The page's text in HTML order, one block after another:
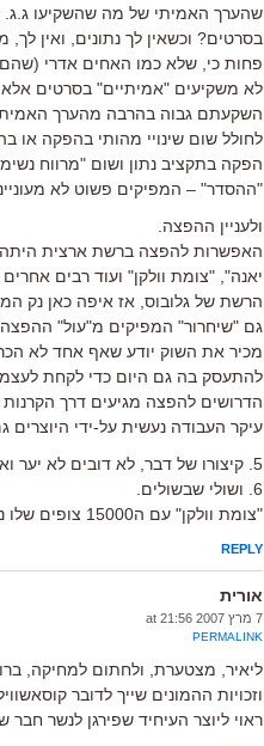
שהערך האמיתי של מה שהשקיעו
בסרטים? וכשאין לך נתונים, ואין
פחות כי, שלא כמו האחים אדרי (שהם
לא משקיעים "אמיתיים" בסרטים
השקעתם גבוה בהרבה מהערך האמיתי
לחולל שום שינויי מהותי בהפקה או
הפקה בתקציב נתון ושום "מרווח
"ההסדר" – המפיקים פשוט לא
ולעניין ההפצה.
האפשרות להפצה ברשת ארצית היתה
יאנה", "צומת וולקן" ועוד רבים
הרשת של גלובוס, אז איפה כאן נק
גם "שיחרור" המפיקים מ"עול"
מכיר את השוק יודע שאף אחד לא
להתעסק בה גם היום כדי לקחת
הדרושים להפצה מגיעים דרך
עיקר העבודה נעשית על-ידי
5. קיצורו של דבר, לא דובים לא יער ואפילו משל לא היה.
6. ושולי שבשולים.
"צומת וולקן" עם ה15000 צופים שלו נכנס אצלך לרשימת הקופתיים? זה מכוון?
REPLY
אורית
7 מרץ 2007 at 21:56
PERMALINK
ליאיר, מצטערת, ולחתום למחיקה,
וזכויות ההמונים שייך לדובר
ראוי ליוצר העיחיד שפירגן לנשר חבר